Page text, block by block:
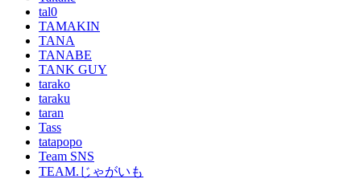
tal0
TAMAKIN
TANA
TANABE
TANK GUY
tarako
taraku
taran
Tass
tatapopo
Team SNS
TEAM.じゃがいも